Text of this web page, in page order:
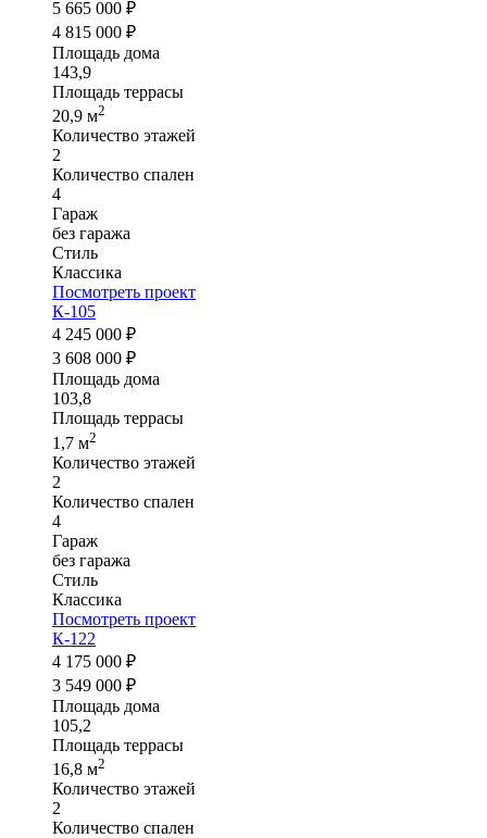
5 665 000 ₽
4 815 000 ₽
Площадь дома
143,9
Площадь террасы
20,9 м2
Количество этажей
2
Количество спален
4
Гараж
без гаража
Стиль
Классика
Посмотреть проект
К-105
4 245 000 ₽
3 608 000 ₽
Площадь дома
103,8
Площадь террасы
1,7 м2
Количество этажей
2
Количество спален
4
Гараж
без гаража
Стиль
Классика
Посмотреть проект
К-122
4 175 000 ₽
3 549 000 ₽
Площадь дома
105,2
Площадь террасы
16,8 м2
Количество этажей
2
Количество спален